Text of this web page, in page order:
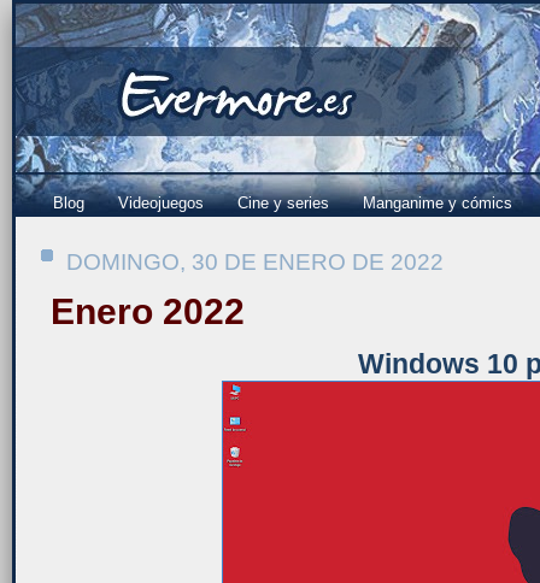
Blog Videojuegos Cine y series Manganime y cómics
DOMINGO, 30 DE ENERO DE 2022
Enero 2022
Windows 10